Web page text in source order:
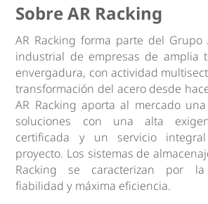
Sobre AR Racking
AR Racking forma parte del
industrial de empresas de amplia
envergadura, con actividad
transformación del acero desde
AR Racking aporta al mercado
soluciones con una alta
certificada y un servicio
proyecto. Los sistemas de
Racking se caracterizan por
fiabilidad y máxima eficiencia.